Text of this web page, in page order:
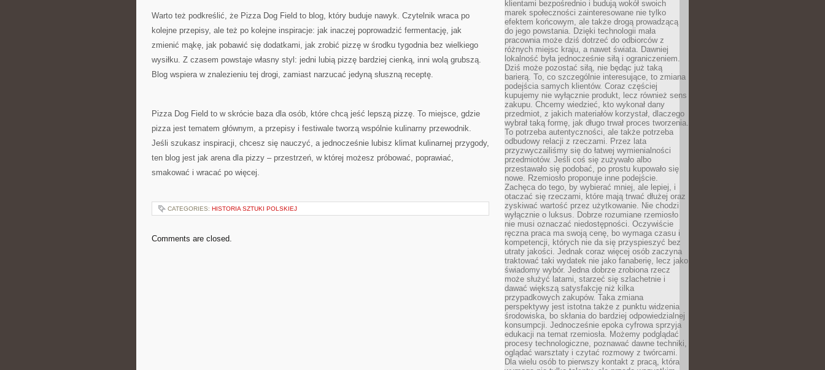
Warto też podkreślić, że Pizza Dog Field to blog, który buduje nawyk. Czytelnik wraca po
kolejne przepisy, ale też po kolejne inspiracje: jak inaczej poprowadzić fermentację, jak
zmienić mąkę, jak pobawić się dodatkami, jak zrobić pizzę w środku tygodnia bez wielkiego
wysiłku. Z czasem powstaje własny styl: jedni lubią pizzę bardziej cienką, inni wolą grubszą.
Blog wspiera w znalezieniu tej drogi, zamiast narzucać jedyną słuszną receptę.
Pizza Dog Field to w skrócie baza dla osób, które chcą jeść lepszą pizzę. To miejsce, gdzie
pizza jest tematem głównym, a przepisy i festiwale tworzą wspólnie kulinarny przewodnik.
Jeśli szukasz inspiracji, chcesz się nauczyć, a jednocześnie lubisz klimat kulinarnej przygody,
ten blog jest jak arena dla pizzy – przestrzeń, w której możesz próbować, poprawiać,
smakować i wracać po więcej.
CATEGORIES: HISTORIA SZTUKI POLSKIEJ
Comments are closed.
klientami bezpośrednio i budują wokół swoich
marek społeczności zainteresowane nie tylko
efektem końcowym, ale także drogą prowadzącą
do jego powstania. Dzięki technologii mała
pracownia może dziś dotrzeć do odbiorców z
różnych miejsc kraju, a nawet świata. Dawniej
lokalność była jednocześnie siłą i ograniczeniem.
Dziś może pozostać siłą, nie będąc już taką
barierą. To, co szczególnie interesujące, to zmiana
podejścia samych klientów. Coraz częściej
kupujemy nie wyłącznie produkt, lecz również sens
zakupu. Chcemy wiedzieć, kto wykonał dany
przedmiot, z jakich materiałów korzystał, dlaczego
wybrał taką formę, jak długo trwał proces tworzenia.
To potrzeba autentyczności, ale także potrzeba
odbudowy relacji z rzeczami. Przez lata
przyzwyczailiśmy się do łatwej wymienialności
przedmiotów. Jeśli coś się zużywało albo
przestawało się podobać, po prostu kupowało się
nowe. Rzemiosło proponuje inne podejście.
Zachęca do tego, by wybierać mniej, ale lepiej, i
otaczać się rzeczami, które mają trwać dłużej oraz
zyskiwać wartość przez użytkowanie. Nie chodzi
wyłącznie o luksus. Dobrze rozumiane rzemiosło
nie musi oznaczać niedostępności. Oczywiście
ręczna praca ma swoją cenę, bo wymaga czasu i
kompetencji, których nie da się przyspieszyć bez
utraty jakości. Jednak coraz więcej osób zaczyna
traktować taki wydatek nie jako fanaberię, lecz jako
świadomy wybór. Jedna dobrze zrobiona rzecz
może służyć latami, starzeć się szlachetnie i
dawać większą satysfakcję niż kilka
przypadkowych zakupów. Taka zmiana
perspektywy jest istotna także z punktu widzenia
środowiska, bo skłania do bardziej odpowiedzialnej
konsumpcji. Jednocześnie epoka cyfrowa sprzyja
edukacji na temat rzemiosła. Możemy podglądać
procesy technologiczne, poznawać dawne techniki,
oglądać warsztaty i czytać rozmowy z twórcami.
Dla wielu osób to pierwszy kontakt z pracą, która